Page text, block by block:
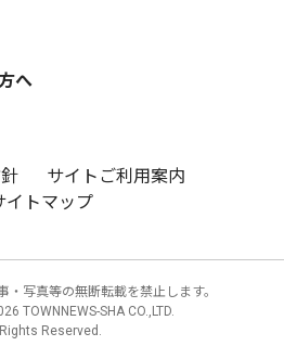
へ
サイトご利用案内
イトマップ
・写真等の無断転載を禁止します。
TOWNNEWS-SHA CO.,LTD.
Reserved.